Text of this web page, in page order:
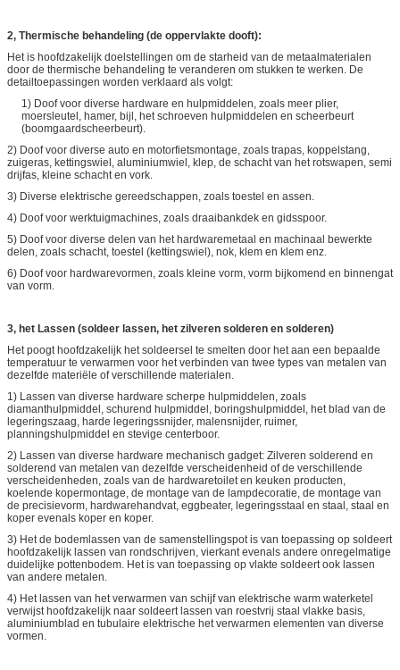
2, Thermische behandeling (de oppervlakte dooft):
Het is hoofdzakelijk doelstellingen om de starheid van de metaalmaterialen
door de thermische behandeling te veranderen om stukken te werken. De
detailtoepassingen worden verklaard als volgt:
1) Doof voor diverse hardware en hulpmiddelen, zoals meer plier,
moersleutel, hamer, bijl, het schroeven hulpmiddelen en scheerbeurt
(boomgaardscheerbeurt).
2) Doof voor diverse auto en motorfietsmontage, zoals trapas, koppelstang,
zuigeras, kettingswiel, aluminiumwiel, klep, de schacht van het rotswapen, semi
drijfas, kleine schacht en vork.
3) Diverse elektrische gereedschappen, zoals toestel en assen.
4) Doof voor werktuigmachines, zoals draaibankdek en gidsspoor.
5) Doof voor diverse delen van het hardwaremetaal en machinaal bewerkte
delen, zoals schacht, toestel (kettingswiel), nok, klem en klem enz.
6) Doof voor hardwarevormen, zoals kleine vorm, vorm bijkomend en binnengat
van vorm.
3, het Lassen (soldeer lassen, het zilveren solderen en solderen)
Het poogt hoofdzakelijk het soldeersel te smelten door het aan een bepaalde
temperatuur te verwarmen voor het verbinden van twee types van metalen van
dezelfde materiële of verschillende materialen.
1) Lassen van diverse hardware scherpe hulpmiddelen, zoals
diamanthulpmiddel, schurend hulpmiddel, boringshulpmiddel, het blad van de
legeringszaag, harde legeringssnijder, malensnijder, ruimer,
planningshulpmiddel en stevige centerboor.
2) Lassen van diverse hardware mechanisch gadget: Zilveren solderend en
solderend van metalen van dezelfde verscheidenheid of de verschillende
verscheidenheden, zoals van de hardwaretoilet en keuken producten,
koelende kopermontage, de montage van de lampdecoratie, de montage van
de precisievorm, hardwarehandvat, eggbeater, legeringsstaal en staal, staal en
koper evenals koper en koper.
3) Het de bodemlassen van de samenstellingspot is van toepassing op soldeert
hoofdzakelijk lassen van rondschrijven, vierkant evenals andere onregelmatige
duidelijke pottenbodem. Het is van toepassing op vlakte soldeert ook lassen
van andere metalen.
4) Het lassen van het verwarmen van schijf van elektrische warm waterketel
verwijst hoofdzakelijk naar soldeert lassen van roestvrij staal vlakke basis,
aluminiumblad en tubulaire elektrische het verwarmen elementen van diverse
vormen.